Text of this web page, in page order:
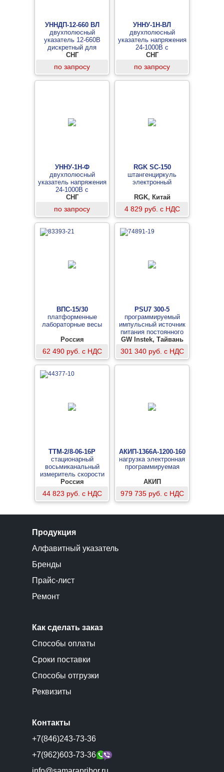
УННДП-12-660 ВЛ
двухполюсный
указатель 12-660В
дискретный для
воздушных линий
110-220-400-660В)
СНГ
по запросу
УННУ-1Н-ВЛ
двухполюсный
указатель напряжения
24-1000В с
определением
воздушных линий
СНГ
по запросу
УННУ-1Н-Ф
двухполюсный
указатель напряжения
24-1000В с
определением
СНГ
по запросу
RGK SC-150
штангенциркуль
электронный
RGK, Китай
4 829 руб. с НДС
ВПС-15/30
платформенные
лабораторные весы
Россия
62 490 руб. с НДС
PSU7 300-5
программируемый
импульсный источник
питания постоянного
тока
GW Instek, Тайвань
301 340 руб. с НДС
ТТМ-2/8-06-16Р
стационарный
восьмиканальный
измеритель скорости
потока воздуха
(измерительный блок)
Россия
44 823 руб. с НДС
АКИП-1366А-1200-160
нагрузка электронная
программируемая
АКИП
979 735 руб. с НДС
Продукция
Алфавитный указатель
Бренды
Прайс-лист
Ремонт
Как сделать заказ
Способы оплаты
Сроки поставки
Способы отгрузки
Реквизиты
Контакты
+7(846)243-73-36
+7(962)603-73-36